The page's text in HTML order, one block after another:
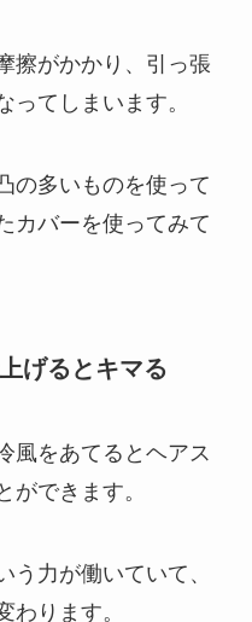
擦がかかり、引っ張
ってしまいます。
の多いものを使って
カバーを使ってみて
げるとキマる
風をあてるとヘアス
ができます。
う力が働いていて、
わります。